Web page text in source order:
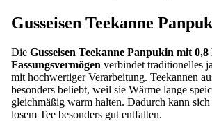
Gusseisen Teekanne
Die Gusseisen Teekanne Panpukin mit
Fassungsvermögen verbindet traditionelles
mit hochwertiger Verarbeitung. Teekannen
besonders beliebt, weil sie Wärme lange
gleichmäßig warm halten. Dadurch kann
losem Tee besonders gut entfalten.